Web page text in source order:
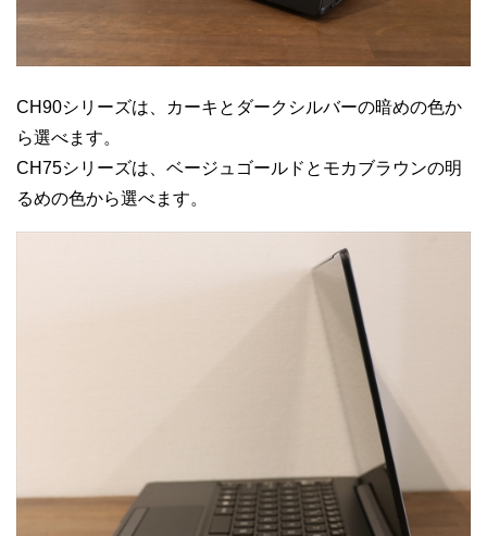
CH90シリーズは、カーキとダークシルバーの暗めの色か
ら選べます。
CH75シリーズは、ベージュゴールドとモカブラウンの明
るめの色から選べます。